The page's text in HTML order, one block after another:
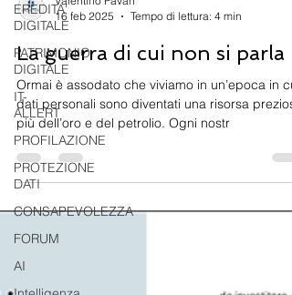
EREDITA'
DIGITALE
PATRIMONIO
DIGITALE
IT-
ALLERT
PROFILAZIONE
PROTEZIONE
DATI
CONSAPEVOLEZZA
FORUM
AI
Valentino Pavan
16 feb 2025
Tempo di lettura: 4 min
La guerra di cui non si parla
Ormai è assodato che viviamo in un’epoca in
dati personali sono diventati una risorsa
più dell’oro e del petrolio. Ogni nostr